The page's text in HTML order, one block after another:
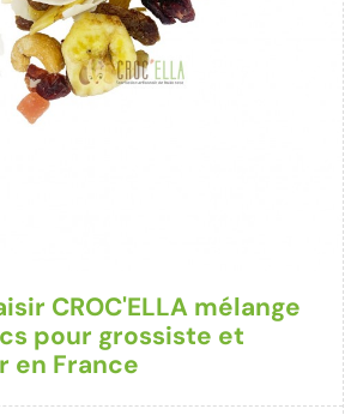
CROC'ELLA mélange
pour grossiste et
en France